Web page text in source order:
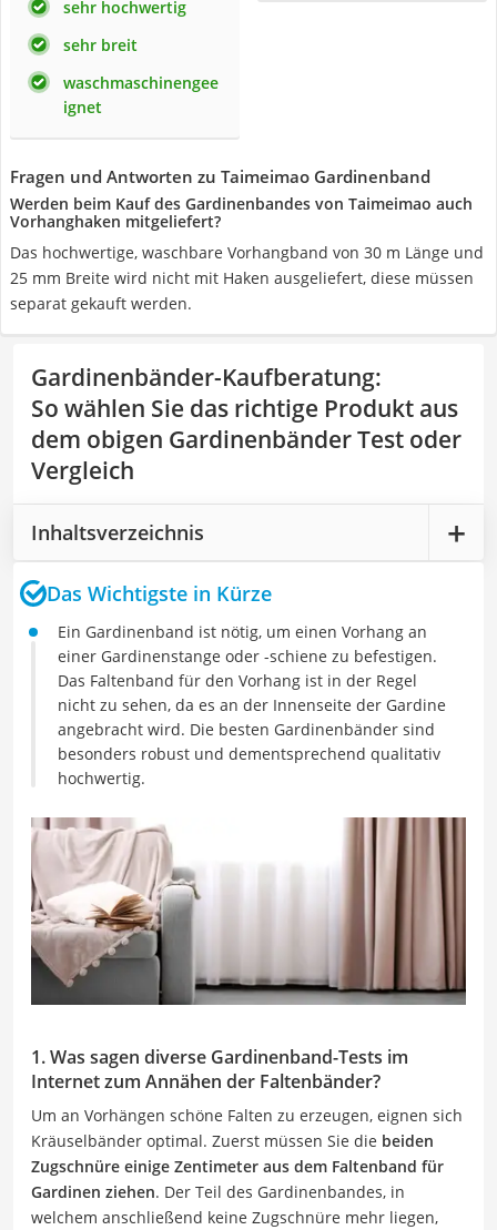
sehr hochwertig
sehr breit
waschmaschinengee
ignet
Fragen und Antworten zu Taimeimao Gardinenband
Werden beim Kauf des Gardinenbandes von Taimeimao auch
Vorhanghaken mitgeliefert?
Das hochwertige, waschbare Vorhangband von 30 m Länge und
25 mm Breite wird nicht mit Haken ausgeliefert, diese müssen
separat gekauft werden.
Gardinenbänder-Kaufberatung:
So wählen Sie das richtige Produkt aus
dem obigen Gardinenbänder Test oder
Vergleich
Inhaltsverzeichnis
Das Wichtigste in Kürze
Ein Gardinenband ist nötig, um einen Vorhang an
einer Gardinenstange oder -schiene zu befestigen.
Das Faltenband für den Vorhang ist in der Regel
nicht zu sehen, da es an der Innenseite der Gardine
angebracht wird. Die besten Gardinenbänder sind
besonders robust und dementsprechend qualitativ
hochwertig.
1. Was sagen diverse Gardinenband-Tests im
Internet zum Annähen der Faltenbänder?
Um an Vorhängen schöne Falten zu erzeugen, eignen sich
Kräuselbänder optimal. Zuerst müssen Sie die beiden
Zugschnüre einige Zentimeter aus dem Faltenband für
Gardinen ziehen. Der Teil des Gardinenbandes, in
welchem anschließend keine Zugschnüre mehr liegen,